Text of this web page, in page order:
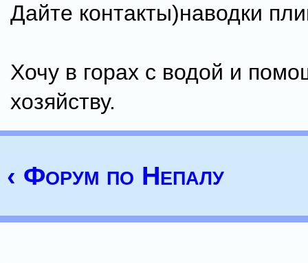
Дайте контакты)наводки
Хочу в горах с водой и
хозяйству.
‹ Форум по Непалу